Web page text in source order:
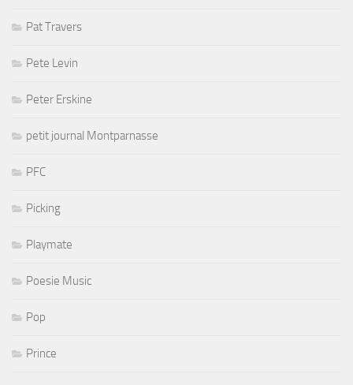
Pat Travers
Pete Levin
Peter Erskine
petit journal Montparnasse
PFC
Picking
Playmate
Poesie Music
Pop
Prince